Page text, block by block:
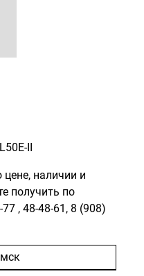
II
наличии и
получить по
77 , 48-48-61 , 8 (908)